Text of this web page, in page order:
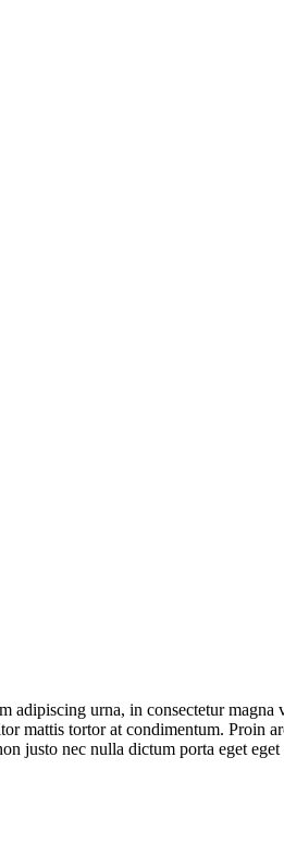
urna, in consectetur
mattis tortor at condimentum. Proin
justo nec nulla dictum porta eget